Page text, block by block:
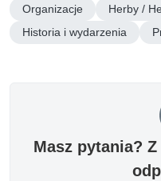
Organizacje Herby /
Historia i wydarzenia
Masz pytania?